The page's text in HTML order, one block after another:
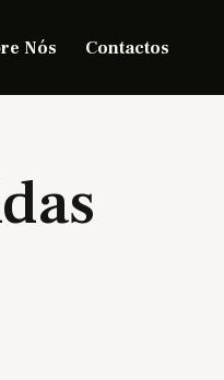
Nós Contactos